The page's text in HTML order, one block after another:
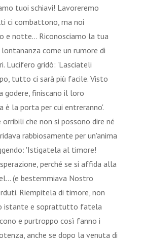
tuoi schiavi! Lavoreremo
ci combattono, ma noi
e notte... Riconosciamo la tua
come un rumore di
Lucifero gridò: 'Lasciateli
tutto ci sarà più facile. Visto
godere, finiscano il loro
è la porta per cui entreranno'.
orribili che non si possono dire né
rabbiosamente per un'anima
'Istigatela al timore!
perché se si affida alla
(e bestemmiava Nostro
Riempitela di timore, non
istante e soprattutto fatela
e purtroppo così fanno i
anche se dopo la venuta di